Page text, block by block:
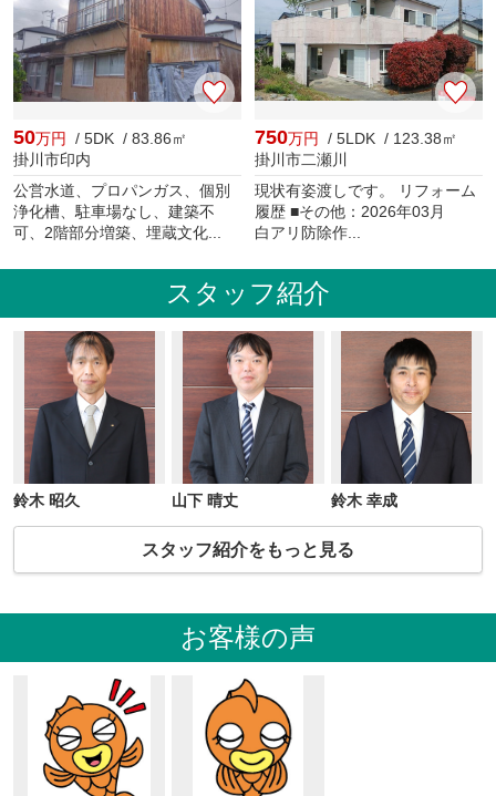
50万円 / 5DK / 83.86㎡
掛川市印内
公営水道、プロパンガス、個別
浄化槽、駐車場なし、建築不
可、2階部分増築、埋蔵文化...
750万円 / 5LDK / 123.38㎡
掛川市二瀬川
現状有姿渡しです。 リフォーム
履歴 ■その他：2026年03月
白アリ防除作...
スタッフ紹介
鈴木 昭久 山下 晴丈 鈴木 幸成
スタッフ紹介をもっと見る
お客様の声